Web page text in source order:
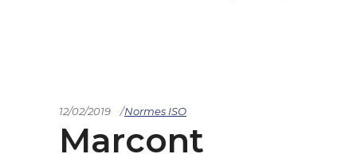
12/02/2019 Normes ISO
Marcont